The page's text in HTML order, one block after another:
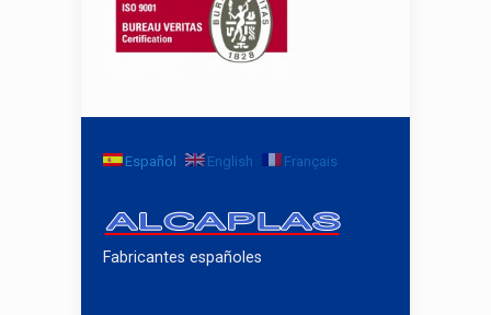
Español English Français
Fabricantes españoles